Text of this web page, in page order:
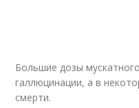
Большие дозы
галлюцинации, а в
смерти.